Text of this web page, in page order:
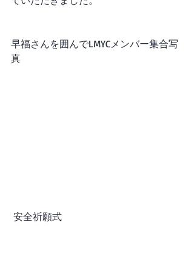
早福さんを囲んでLMYCメンバー集合写
真
安全祈願式